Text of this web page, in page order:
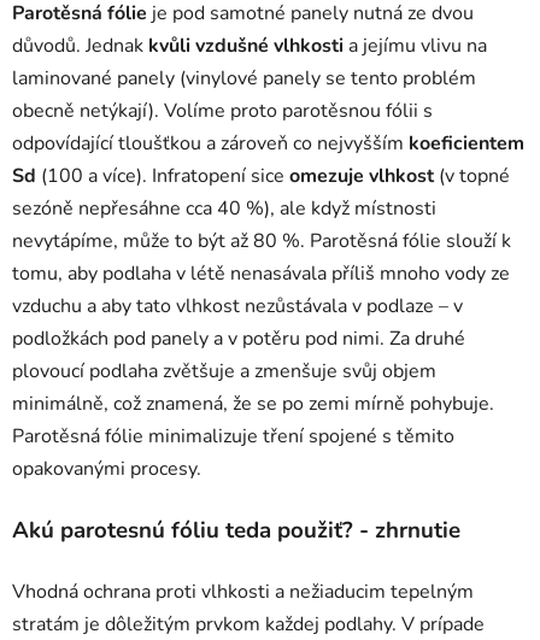
Parotěsná fólie je pod samotné panely nutná ze dvou
důvodů. Jednak kvůli vzdušné vlhkosti a jejímu vlivu na
laminované panely (vinylové panely se tento problém
obecně netýkají). Volíme proto parotěsnou fólii s
odpovídající tloušťkou a zároveň co nejvyšším koeficientem
Sd (100 a více). Infratopení sice omezuje vlhkost(v topné
sezóně nepřesáhne cca 40 %), ale když místnosti
nevytápíme, může to být až 80 %. Parotěsná fólie slouží k
tomu, aby podlaha v létě nenasávala příliš mnoho vody ze
vzduchu a aby tato vlhkost nezůstávala v podlaze – v
podložkách pod panely a v potěru pod nimi. Za druhé
plovoucí podlaha zvětšuje a zmenšuje svůj objem
minimálně, což znamená, že se po zemi mírně pohybuje.
Parotěsná fólie minimalizuje tření spojené s těmito
opakovanými procesy.
Akú parotesnú fóliu teda použiť? - zhrnutie
Vhodná ochrana proti vlhkosti a nežiaducim tepelným
stratám je dôležitým prvkom každej podlahy. V prípade